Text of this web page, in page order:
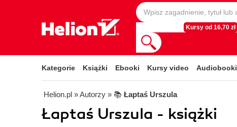
Kursy od 16,70 zł
Kategorie Książki Ebooki Kursy video Audiobooki
Helion.pl » Autorzy » 📚 Łaptaś Urszula
Łaptaś Urszula - książki